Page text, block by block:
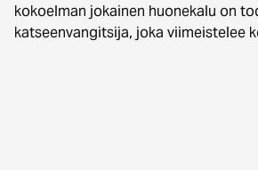
kokoelman jokainen huonekalu on
katseenvangitsija, joka viimeistelee